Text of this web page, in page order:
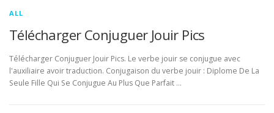
ALL
Télécharger Conjuguer Jouir Pics
Télécharger Conjuguer Jouir Pics. Le verbe jouir se conjugue avec
l'auxiliaire avoir traduction. Conjugaison du verbe jouir : Diplome De La
Seule Fille Qui Se Conjugue Au Plus Que Parfait …